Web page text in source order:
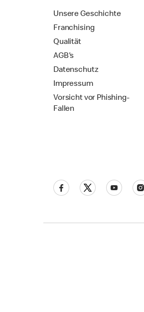
Unsere Geschichte
Franchising
Qualität
AGB's
Datenschutz
Impressum
Vorsicht vor Phishing-
Fallen